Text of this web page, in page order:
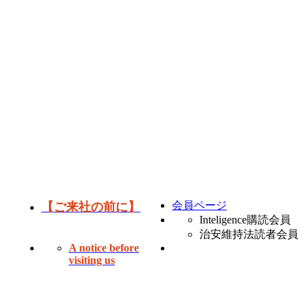
【ご来社の前に】
会員ページ
Inteligence購読会員
治安維持法読者会員
A notice before
visiting us